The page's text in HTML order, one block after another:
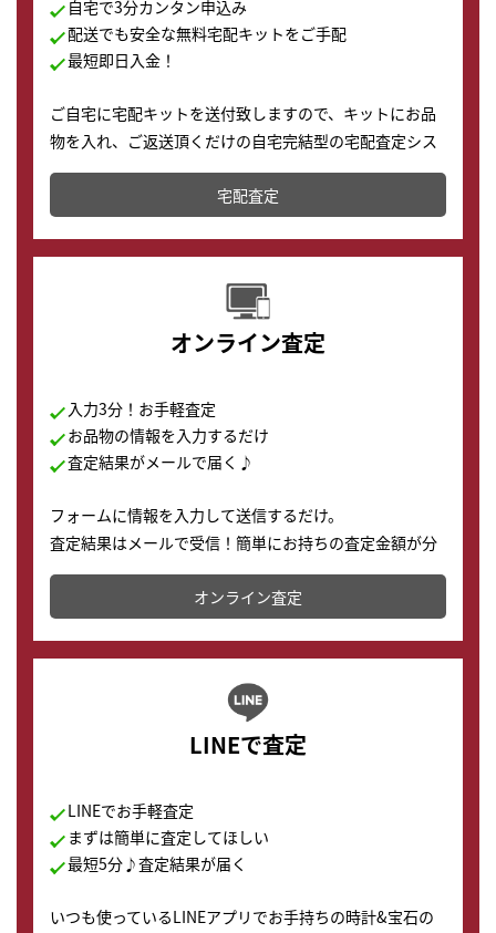
自宅で3分カンタン申込み
配送でも安全な無料宅配キットをご手配
最短即日入金！
ご自宅に宅配キットを送付致しますので、キットにお品
物を入れ、ご返送頂くだけの自宅完結型の宅配査定シス
テムです。
配送でも簡単&安全に査定・買取に出すことが可能で
す。
宅配査定
オンライン査定
入力3分！お手軽査定
お品物の情報を入力するだけ
査定結果がメールで届く♪
フォームに情報を入力して送信するだけ。
査定結果はメールで受信！簡単にお持ちの査定金額が分
かります。
オンライン査定
LINEで査定
LINEでお手軽査定
まずは簡単に査定してほしい
最短5分♪査定結果が届く
いつも使っているLINEアプリでお手持ちの時計&宝石の